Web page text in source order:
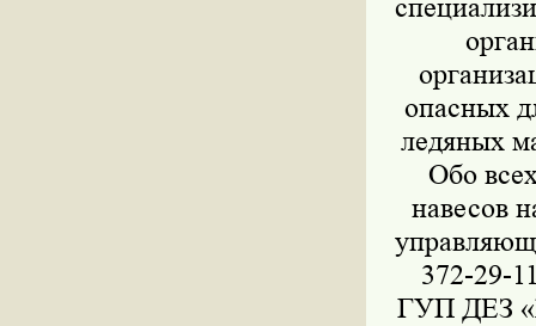
опасных
ледяных
Обо
навесов
372-29-
ГУП ДЕЗ